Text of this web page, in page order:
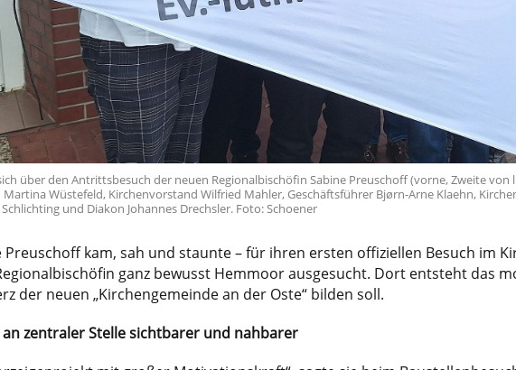
über den Antrittsbesuch der neuen Regionalbischöfin Sabine Preuschoff (vorne, Zweite
Martina Wüstefeld, Kirchenvorstand Wilfried Mahler, Geschäftsführer Bjørn-Arne Klaehn,
und Diakon Johannes Drechsler. Foto: Schoener
Preuschoff kam, sah und staunte – für ihren ersten offiziellen Besuch im
ganz bewusst Hemmoor ausgesucht. Dort entsteht das
der neuen „Kirchengemeinde an der Oste“ bilden soll.
an zentraler Stelle sichtbarer und nahbarer